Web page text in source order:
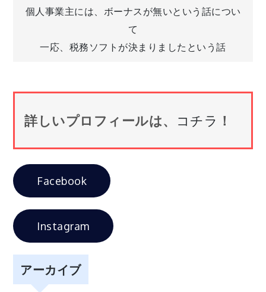
投
稿
ビ
ゲ
ー
シ
ョ
ン
個人事業主には、ボーナスが無いという話につい
て
一応、税務ソフトが決まりましたという話
詳しいプロフィールは、 コチラ ！
Facebook
Instagram
アーカイブ